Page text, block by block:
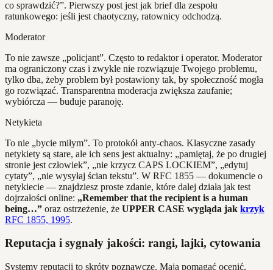
co sprawdzić?”. Pierwszy post jest jak brief dla zespołu
ratunkowego: jeśli jest chaotyczny, ratownicy odchodzą.
Moderator
To nie zawsze „policjant”. Często to redaktor i operator. Moderator
ma ograniczony czas i zwykle nie rozwiązuje Twojego problemu,
tylko dba, żeby problem był postawiony tak, by społeczność mogła
go rozwiązać. Transparentna moderacja zwiększa zaufanie;
wybiórcza — buduje paranoję.
Netykieta
To nie „bycie miłym”. To protokół anty-chaos. Klasyczne zasady
netykiety są stare, ale ich sens jest aktualny: „pamiętaj, że po drugiej
stronie jest człowiek”, „nie krzycz CAPS LOCKIEM”, „edytuj
cytaty”, „nie wysyłaj ścian tekstu”. W RFC 1855 — dokumencie o
netykiecie — znajdziesz proste zdanie, które dalej działa jak test
dojrzałości online: „Remember that the recipient is a human
being…” oraz ostrzeżenie, że UPPER CASE wygląda jak krzyk
RFC 1855, 1995.
Reputacja i sygnały jakości: rangi, lajki, cytowania
Systemy reputacji to skróty poznawcze. Mają pomagać ocenić,